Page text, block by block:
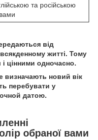
та російською
від
житті. Тому
цінними одночасно.
визначають новий вік
перебувати у
датою.
обраної вами